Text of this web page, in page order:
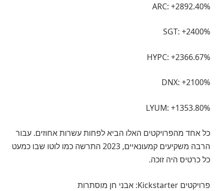
ARC: +2892.40%
SGT: +2400%
HYPC: +2366.67%
DNX: +2100%
LYUM: +1353.80%
כל אחד מהפרויקטים האלו הביא לפחות עשרות אחוזים. עבור
הרבה משקיעים קמעונאיים, 2023 התרשה כמו לוטו שבו כמעט
כל כרטיס היה זוכה.
פרויקטים Kickstarter: אבני חן מוסתרות